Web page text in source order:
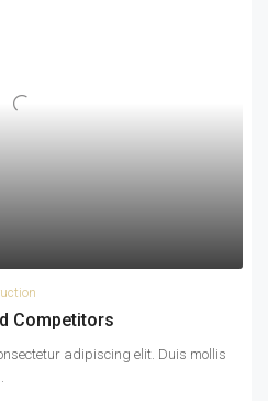
Competitors
adipiscing elit. Duis mollis